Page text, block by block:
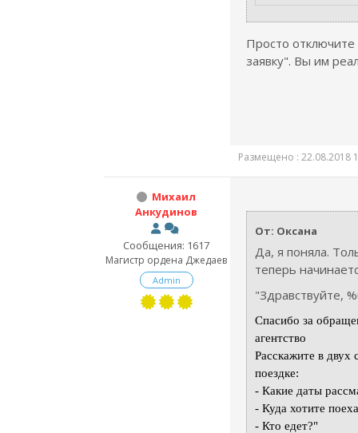
Просто
заявку". Вы им
Размещено : 22.08.2018
Михаил
Анкудинов
Сообщения: 1617
Магистр ордена Джедаев
Admin
От: Оксана
Да, я поняла.
теперь
"Здравствуйте,
Спасибо за
агентство
Расскажите в двух
поездке:
- Какие даты
- Куда хотите
- Кто едет?"